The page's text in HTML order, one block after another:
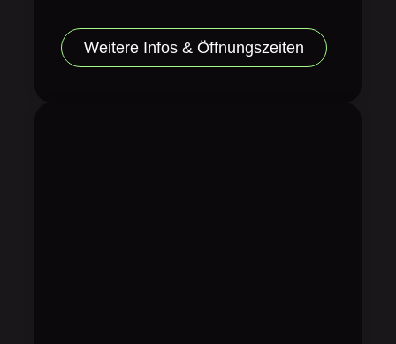
Weitere Infos & Öffnungszeiten